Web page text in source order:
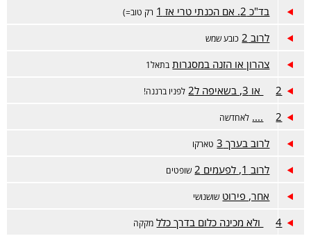
בד"כ 2. אם הכנתי טרי אז 1 רק טוב=)
לרוב 2 כובע שמש
צהרון או הזנה במסגרות בתאל1
2 או 3, בשאיפה ל2 לפניו ברננה!
2.... לאחדשה
לרוב בערך 3 טארקו
לרוב 1, לפעמים 2 שופטים
אחר, פירוט שושנושי
4 ולא מכינה כלום בדרך כלל מקקה